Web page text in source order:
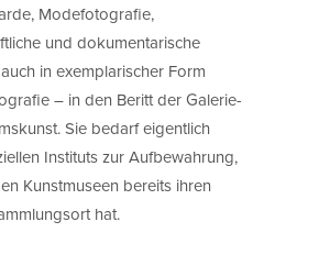
Modefotografie,
und dokumentarische
in exemplarischer Form
– in den Beritt der Galerie-
Sie bedarf eigentlich
Instituts zur Aufbewahrung,
Kunstmuseen bereits ihren
hat.